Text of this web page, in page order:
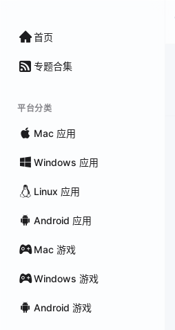
首页
专题合集
平台分类
Mac 应用
Windows 应用
Linux 应用
Android 应用
Mac 游戏
Windows 游戏
Android 游戏